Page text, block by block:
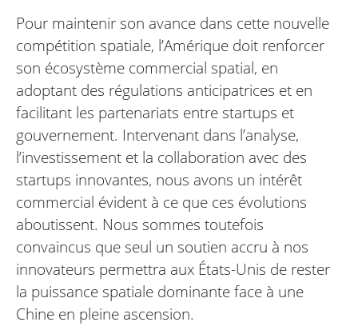
Pour maintenir son avance dans cette nouvelle
compétition spatiale, l’Amérique doit renforcer
son écosystème commercial spatial, en
adoptant des régulations anticipatrices et en
facilitant les partenariats entre startups et
gouvernement. Intervenant dans l’analyse,
l’investissement et la collaboration avec des
startups innovantes, nous avons un intérêt
commercial évident à ce que ces évolutions
aboutissent. Nous sommes toutefois
convaincus que seul un soutien accru à nos
innovateurs permettra aux États-Unis de rester
la puissance spatiale dominante face à une
Chine en pleine ascension.